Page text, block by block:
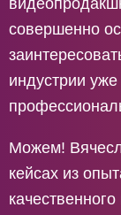
совершенно
индустрии
Можем!
кейсах из